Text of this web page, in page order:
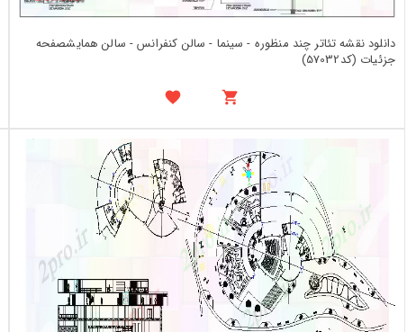
دانلود نقشه تئاتر چند منظوره - سینما - سالن کنفرانس - سالن همایشصفحه
جزئیات (کد57032)